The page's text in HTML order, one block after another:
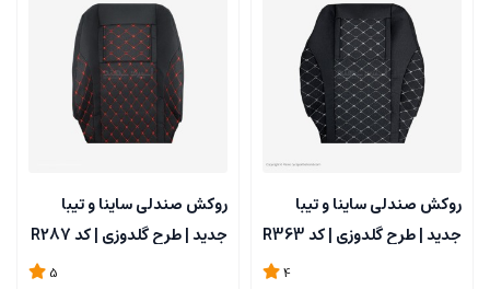
روکش صندلی ساینا و تیبا
جدید | طرح گلدوزی | کد R363
4
روکش صندلی ساینا و تیبا
جدید | طرح گلدوزی | کد R287
5